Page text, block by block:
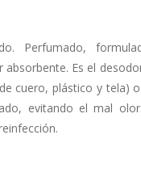
Perfumado,
Es el
cuero, plástico y tela)
evitando el mal